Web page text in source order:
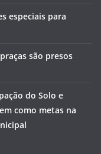
especiais para
são presos
do Solo e
como metas na